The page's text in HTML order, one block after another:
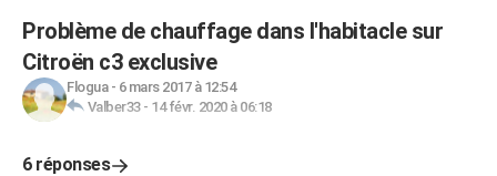
Problème de chauffage dans l'habitacle sur
Citroën c3 exclusive
Flogua- 6 mars 2017 à 12:54
Valber33- 14 févr. 2020 à 06:18
6 réponses